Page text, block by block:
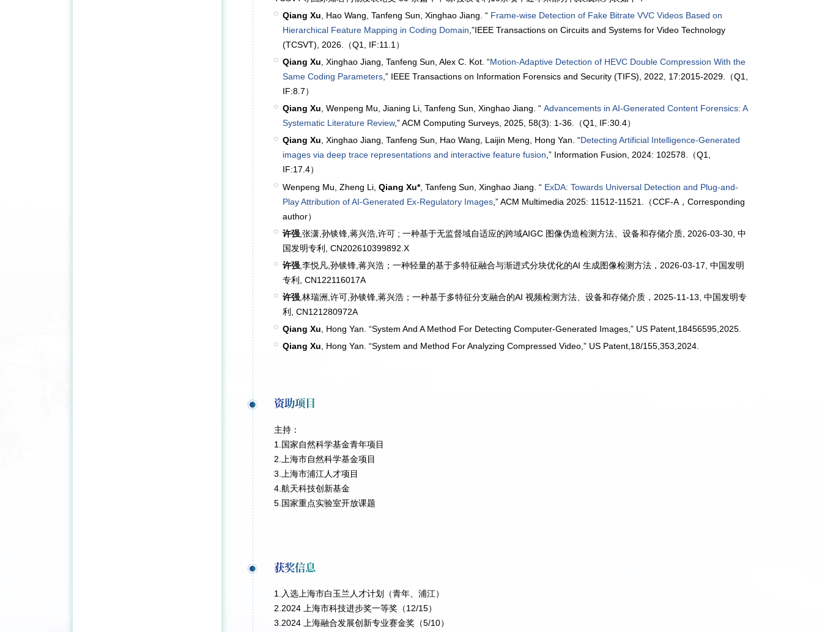
Qiang Xu , Hao Wang, Tanfeng Sun, Xinghao Jiang. “ Frame-wise Detection of Fake Bitrate VVC Videos Based on
Hierarchical Feature Mapping in Coding Domain ,”IEEE Transactions on Circuits and Systems for Video Technology
(TCSVT), 2026.（Q1, IF:11.1）
Qiang Xu , Xinghao Jiang, Tanfeng Sun, Alex C. Kot. “Motion-Adaptive Detection of HEVC Double Compression With the
Same Coding Parameters ,” IEEE Transactions on Information Forensics and Security (TIFS), 2022, 17:2015-2029.（Q1,
IF:8.7）
Qiang Xu , Wenpeng Mu, Jianing Li, Tanfeng Sun, Xinghao Jiang. “ Advancements in AI-Generated Content Forensics: A
Systematic Literature Review,” ACM Computing Surveys, 2025, 58(3): 1-36.
（Q1, IF:30.4）
Qiang Xu, Xinghao Jiang, Tanfeng Sun, Hao Wang, Laijin Meng, Hong Yan. “Detecting Artificial Intelligence-Generated
images via deep trace representations and interactive feature fusion,” Information Fusion, 2024: 102578.（Q1,
IF:17.4）
Wenpeng Mu, Zheng Li,Qiang Xu*, Tanfeng Sun, Xinghao Jiang. “ ExDA: Towards Universal Detection and Plug-and-
Play Attribution of AI-Generated Ex-Regulatory Images ,” ACM Multimedia 2025: 11512-11521.（CCF-A，Corresponding
author）
许强 ,张潇,孙锬锋,蒋兴浩,许可 ; 一种基于无监督域自适应的跨域AIGC 图像伪造检测方法、设备和存储介质, 2026-03-30, 中
国发明专利, CN202610399892.X
许强 ,李悦凡,孙锬锋,蒋兴浩；一种轻量的基于多特征融合与渐进式分块优化的AI 生成图像检测方法，2026-03-17, 中国发明
专利, CN122116017A
许强 ,林瑞洲,许可,孙锬锋,蒋兴浩；一种基于多特征分支融合的AI 视频检测方法、设备和存储介质，2025-11-13, 中国发明专
利, CN121280972A
Qiang Xu , Hong Yan. “System And A Method For Detecting Computer-Generated Images,” US Patent,18456595,2025.
Qiang Xu , Hong Yan. “System and Method For Analyzing Compressed Video,” US Patent,18/155,353,2024.
资助项目
主持：
1.国家自然科学基金青年项目
2.上海市自然科学基金项目
3.上海市浦江人才项目
4.航天科技创新基金
5.国家重点实验室开放课题
获奖信息
1.入选上海市白玉兰人才计划（青年、浦江）
2.2024 上海市科技进步奖一等奖（12/15）
3.2024 上海融合发展创新专业赛金奖（5/10）